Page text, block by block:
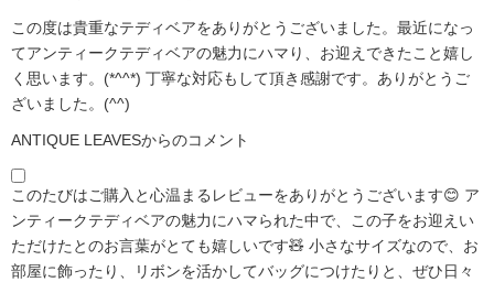
この度は貴重なテディベアをありがとうございました。最近になっ
てアンティークテディベアの魅力にハマり、お迎えできたこと嬉し
く思います。(*^^*) 丁寧な対応もして頂き感謝です。ありがとうご
ざいました。(^^)
ANTIQUE LEAVESからのコメント
このたびはご購入と心温まるレビューをありがとうございます😊 ア
ンティークテディベアの魅力にハマられた中で、この子をお迎えい
ただけたとのお言葉がとても嬉しいです🧸 小さなサイズなので、お
部屋に飾ったり、リボンを活かしてバッグにつけたりと、ぜひ日々